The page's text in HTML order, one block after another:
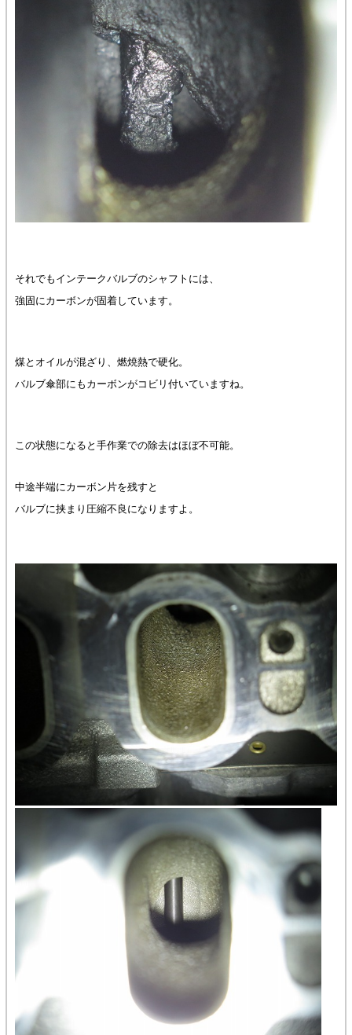
それでもインテークバルブのシャフトには、
強固にカーボンが固着しています。
煤とオイルが混ざり、燃焼熱で硬化。
バルブ傘部にもカーボンがコビリ付いていますね。
この状態になると手作業での除去はほぼ不可能。
中途半端にカーボン片を残すと
バルブに挟まり圧縮不良になりますよ。